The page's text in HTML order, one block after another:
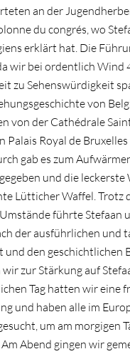
an der
du congrés, wo
erklärt hat. Die
wir bei ordentlich Wind
zu Sehenswürdigkeit
von
von der Cathédrale
Palais Royal de
gab es zum
und die leckerste
Lütticher Waffel. Trotz
führte Stefaan
der ausführlichen und
und den geschichtlichen
zur Stärkung auf
Tag hatten wir eine
und haben alle im
um am morgigen
Abend gingen wir